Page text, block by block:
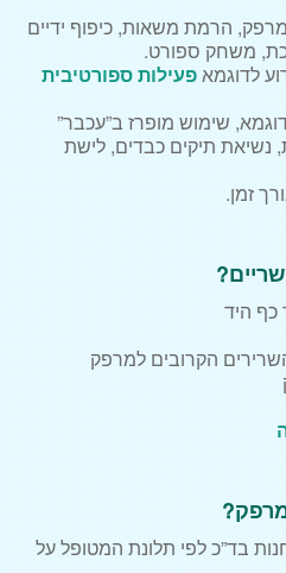
הרמת משאות, כיפוף ידיים
משחק ספורט.
לדוגמאפעילות ספורטיבית
שימוש מופרז ב”עכבר”
תיקים כבדים, לישת
זמן.
היד
הקרובים למרפק
בד”כ לפי תלונת המטופל על